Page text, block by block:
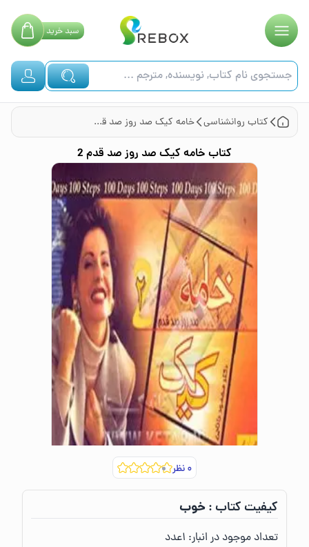
سبدخرید
کتاب روانشناسی خامه کیک صد روز صد قدم 2
کتاب خامه کیک صد روز صد قدم 2
۰نظر
کیفیت کتاب :‌خوب
تعداد موجود در انبار:‌ ۱عدد